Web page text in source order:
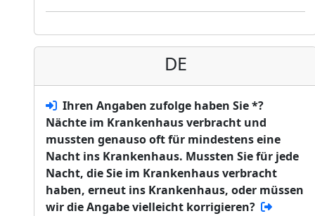
DE
Ihren Angaben zufolge haben Sie *?
Nächte im Krankenhaus verbracht und
mussten genauso oft für mindestens eine
Nacht ins Krankenhaus. Mussten Sie für jede
Nacht, die Sie im Krankenhaus verbracht
haben, erneut ins Krankenhaus, oder müssen
wir die Angabe vielleicht korrigieren?